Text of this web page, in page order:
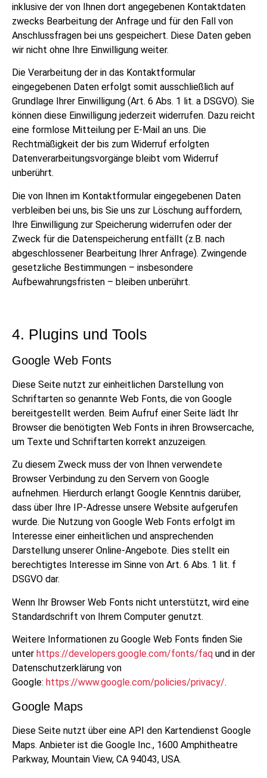
inklusive der von Ihnen dort angegebenen Kontaktdaten
zwecks Bearbeitung der Anfrage und für den Fall von
Anschlussfragen bei uns gespeichert. Diese Daten geben
wir nicht ohne Ihre Einwilligung weiter.
Die Verarbeitung der in das Kontaktformular
eingegebenen Daten erfolgt somit ausschließlich auf
Grundlage Ihrer Einwilligung (Art. 6 Abs. 1 lit. a DSGVO). Sie
können diese Einwilligung jederzeit widerrufen. Dazu reicht
eine formlose Mitteilung per E-Mail an uns. Die
Rechtmäßigkeit der bis zum Widerruf erfolgten
Datenverarbeitungsvorgänge bleibt vom Widerruf
unberührt.
Die von Ihnen im Kontaktformular eingegebenen Daten
verbleiben bei uns, bis Sie uns zur Löschung auffordern,
Ihre Einwilligung zur Speicherung widerrufen oder der
Zweck für die Datenspeicherung entfällt (z.B. nach
abgeschlossener Bearbeitung Ihrer Anfrage). Zwingende
gesetzliche Bestimmungen – insbesondere
Aufbewahrungsfristen – bleiben unberührt.
4. Plugins und Tools
Google Web Fonts
Diese Seite nutzt zur einheitlichen Darstellung von
Schriftarten so genannte Web Fonts, die von Google
bereitgestellt werden. Beim Aufruf einer Seite lädt Ihr
Browser die benötigten Web Fonts in ihren Browsercache,
um Texte und Schriftarten korrekt anzuzeigen.
Zu diesem Zweck muss der von Ihnen verwendete
Browser Verbindung zu den Servern von Google
aufnehmen. Hierdurch erlangt Google Kenntnis darüber,
dass über Ihre IP-Adresse unsere Website aufgerufen
wurde. Die Nutzung von Google Web Fonts erfolgt im
Interesse einer einheitlichen und ansprechenden
Darstellung unserer Online-Angebote. Dies stellt ein
berechtigtes Interesse im Sinne von Art. 6 Abs. 1 lit. f
DSGVO dar.
Wenn Ihr Browser Web Fonts nicht unterstützt, wird eine
Standardschrift von Ihrem Computer genutzt.
Weitere Informationen zu Google Web Fonts finden Sie
unter https://developers.google.com/fonts/faq und in der
Datenschutzerklärung von
Google: https://www.google.com/policies/privacy/.
Google Maps
Diese Seite nutzt über eine API den Kartendienst Google
Maps. Anbieter ist die Google Inc., 1600 Amphitheatre
Parkway, Mountain View, CA 94043, USA.